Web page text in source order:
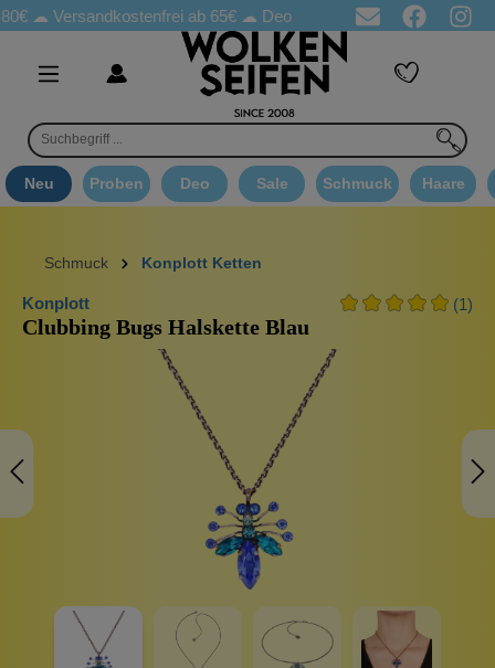
Versandkostenfrei ab 65€ ☁ Deo Proben in jeder Bestellung ☁
Neu Proben Deo Sale Schmuck Haare
Schmuck Konplott Ketten
Konplott (1)
Clubbing Bugs Halskette Blau